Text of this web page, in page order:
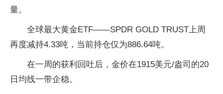
量。
全球最大黄金ETF——SPDR GOLD TRUST上周
再度减持4.33吨，当前持仓仅为886.64吨。
在一周的获利回吐后，金价在1915美元/盎司的20
日均线一带企稳。